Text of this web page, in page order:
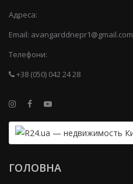
Адреса:
Email: avangarddnepr1@gmail.com
Телефони:
+38 (050) 042 24 28
ГОЛОВНА